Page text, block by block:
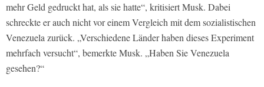
mehr Geld gedruckt hat, als sie hatte“, kritisiert Musk. Dabei
schreckte er auch nicht vor einem Vergleich mit dem sozialistischen
Venezuela zurück. „Verschiedene Länder haben dieses Experiment
mehrfach versucht“, bemerkte Musk. „Haben Sie Venezuela
gesehen?“